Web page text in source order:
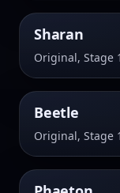
Sharan
Original, Stage
Beetle
Original, Stage